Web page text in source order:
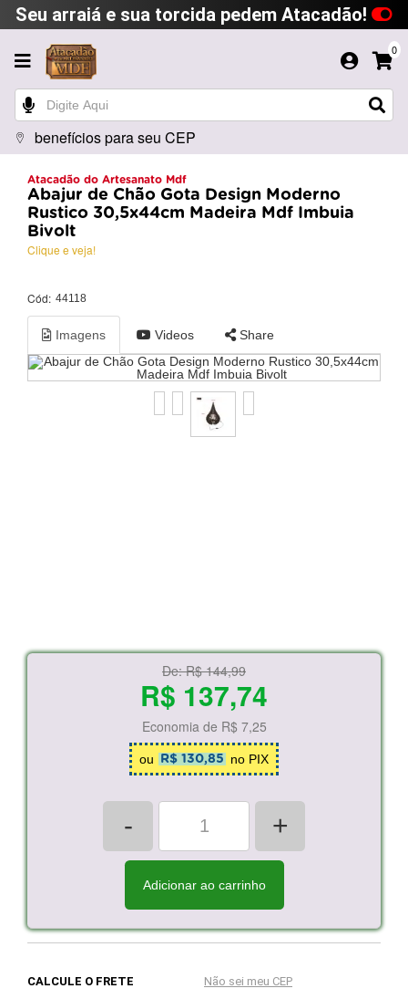
Seu arraiá e sua torcida pedem Atacadão!
0
benefícios para seu CEP
Atacadão do Artesanato Mdf
Abajur de Chão Gota Design Moderno
Rustico 30,5x44cm Madeira Mdf Imbuia
Bivolt
Clique e veja!
Cód: 44118
Imagens Videos Share
De:R$ 144,99
R$ 137,74
Economia de R$ 7,25
ou R$ 130,85 no PIX
- +
Adicionar ao carrinho